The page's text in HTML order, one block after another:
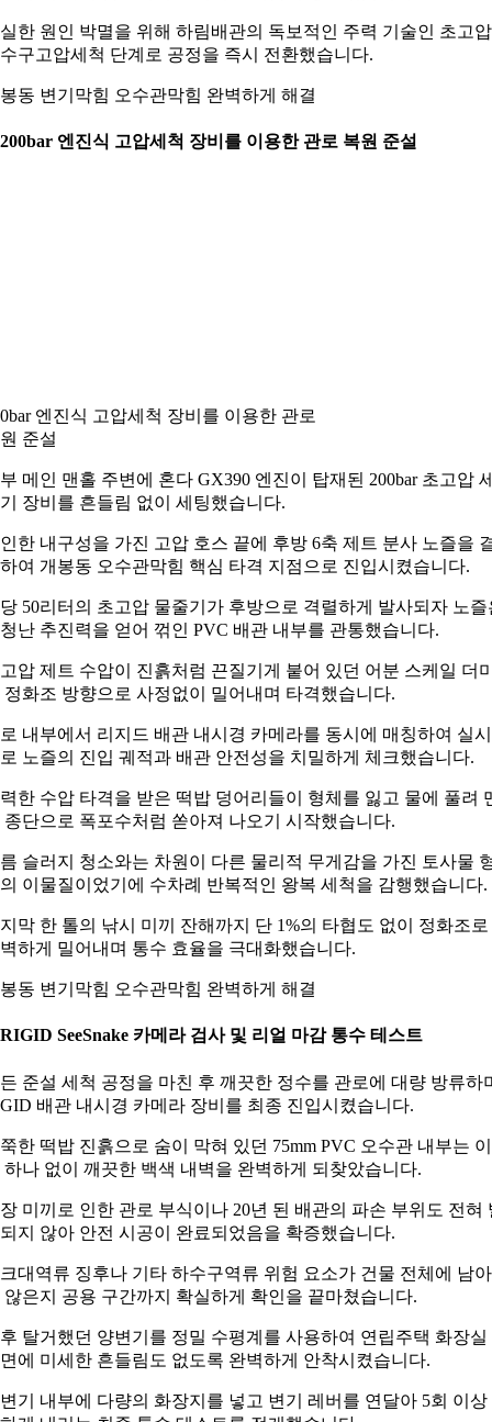
한 원인 박멸을 위해 하림배관의 독보적인 주력 기술인 초고압
구고압세척 단계로 공정을 즉시 전환했습니다.
동 변기막힘 오수관막힘 완벽하게 해결
엔진식 고압세척 장비를 이용한 관로 복원 준설
엔진식 고압세척 장비를 이용한 관로
준설
메인 맨홀 주변에 혼다 GX390 엔진이 탑재된 200bar 초고압
장비를 흔들림 없이 세팅했습니다.
한 내구성을 가진 고압 호스 끝에 후방 6축 제트 분사 노즐을
여 개봉동 오수관막힘 핵심 타격 지점으로 진입시켰습니다.
50리터의 초고압 물줄기가 후방으로 격렬하게 발사되자 노즐
난 추진력을 얻어 꺾인 PVC 배관 내부를 관통했습니다.
압 제트 수압이 진흙처럼 끈질기게 붙어 있던 어분 스케일 더
정화조 방향으로 사정없이 밀어내며 타격했습니다.
내부에서 리지드 배관 내시경 카메라를 동시에 매칭하여 실
노즐의 진입 궤적과 배관 안전성을 치밀하게 체크했습니다.
한 수압 타격을 받은 떡밥 덩어리들이 형체를 잃고 물에 풀려
종단으로 폭포수처럼 쏟아져 나오기 시작했습니다.
슬러지 청소와는 차원이 다른 물리적 무게감을 가진 토사물
이물질이었기에 수차례 반복적인 왕복 세척을 감행했습니다.
막 한 톨의 낚시 미끼 잔해까지 단 1%의 타협도 없이 정화조로
하게 밀어내며 통수 효율을 극대화했습니다.
동 변기막힘 오수관막힘 완벽하게 해결
SeeSnake 카메라 검사 및 리얼 마감 통수 테스트
준설 세척 공정을 마친 후 깨끗한 정수를 관로에 대량 방류하
배관 내시경 카메라 장비를 최종 진입시켰습니다.
한 떡밥 진흙으로 숨이 막혀 있던 75mm PVC 오수관 내부는
하나 없이 깨끗한 백색 내벽을 완벽하게 되찾았습니다.
미끼로 인한 관로 부식이나 20년 된 배관의 파손 부위도 전혀
지 않아 안전 시공이 완료되었음을 확증했습니다.
대역류 징후나 기타 하수구역류 위험 요소가 건물 전체에 남
않은지 공용 구간까지 확실하게 확인을 끝마쳤습니다.
탈거했던 양변기를 정밀 수평계를 사용하여 연립주택 화장실
에 미세한 흔들림도 없도록 완벽하게 안착시켰습니다.
기 내부에 다량의 화장지를 넣고 변기 레버를 연달아 5회 이상